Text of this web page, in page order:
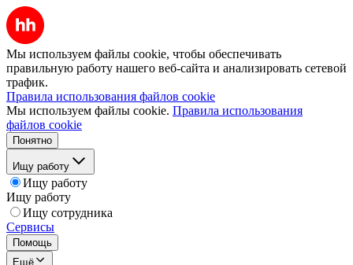
Мы используем файлы cookie, чтобы обеспечивать
правильную работу нашего веб-сайта и анализировать сетевой
трафик.
Правила использования файлов cookie
Мы используем файлы cookie. Правила использования
файлов cookie
Понятно
Ищу работу
Ищу работу
Ищу работу
Ищу сотрудника
Сервисы
Помощь
Ещё